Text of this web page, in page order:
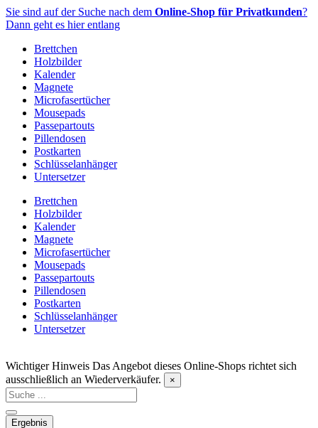
Zum
Inhalt
Sie sind auf der Suche nach dem Online-Shop für Privatkunden?
Dann geht es hier entlang
Brettchen
Holzbilder
Kalender
Magnete
Microfasertücher
Mousepads
Passepartouts
Pillendosen
Postkarten
Schlüsselanhänger
Untersetzer
Brettchen
Holzbilder
Kalender
Magnete
Microfasertücher
Mousepads
Passepartouts
Pillendosen
Postkarten
Schlüsselanhänger
Untersetzer
Wichtiger Hinweis Das Angebot dieses Online-Shops richtet sich
ausschließlich an Wiederverkäufer.
×
Search
...
Ergebnis